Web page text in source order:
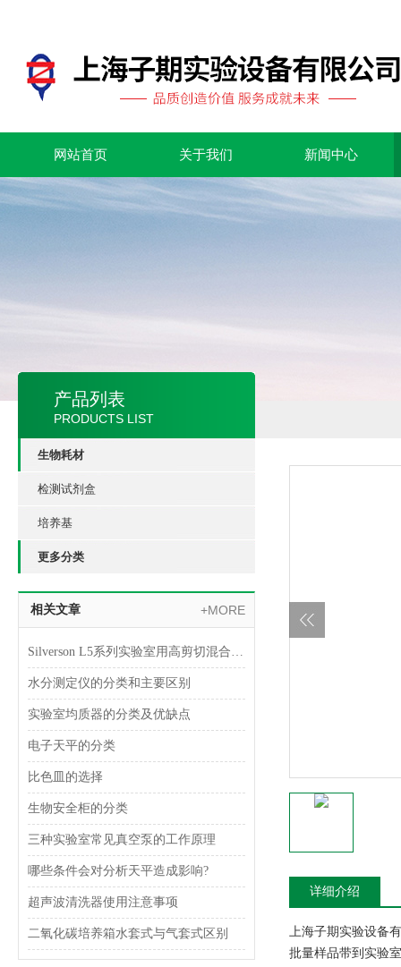
网站首页 关于我们 新闻中心
产品列表
PRODUCTS LIST
生物耗材
检测试剂盒
培养基
更多分类
相关文章 +MORE
Silverson L5系列实验室用高剪切混合乳化器
水分测定仪的分类和主要区别
实验室均质器的分类及优缺点
电子天平的分类
比色皿的选择
生物安全柜的分类
三种实验室常见真空泵的工作原理
哪些条件会对分析天平造成影响?
超声波清洗器使用注意事项
二氧化碳培养箱水套式与气套式区别
详细介绍
上海子期实验设备
批量样品带到实验